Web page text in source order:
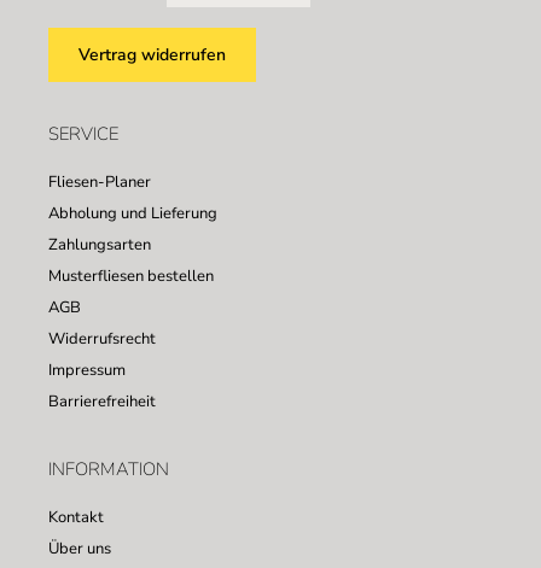
Vertrag widerrufen
SERVICE
Fliesen-Planer
Abholung und Lieferung
Zahlungsarten
Musterfliesen bestellen
AGB
Widerrufsrecht
Impressum
Barrierefreiheit
INFORMATION
Kontakt
Über uns